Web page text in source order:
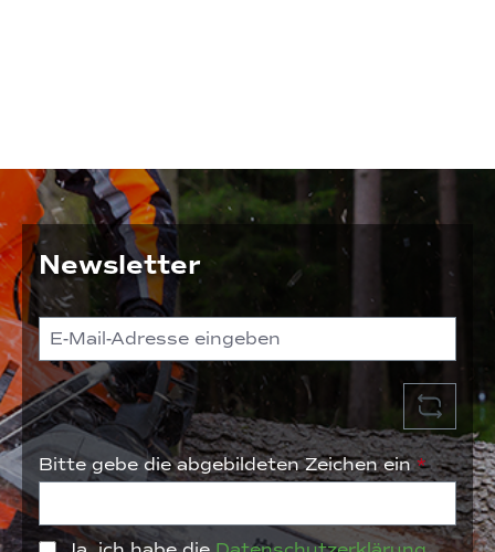
Newsletter
Bitte gebe die abgebildeten Zeichen ein*